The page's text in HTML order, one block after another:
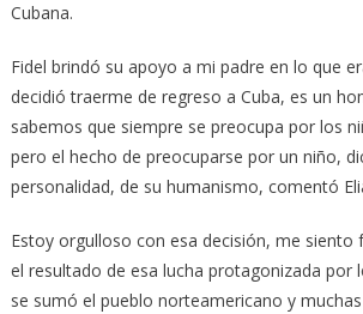
Cubana.
Fidel brindó su apoyo a mi padre en lo que
decidió traerme de regreso a Cuba, es un
sabemos que siempre se preocupa por los
pero el hecho de preocuparse por un niño,
personalidad, de su humanismo, comentó
Estoy orgulloso con esa decisión, me siento
el resultado de esa lucha protagonizada por
se sumó el pueblo norteamericano y